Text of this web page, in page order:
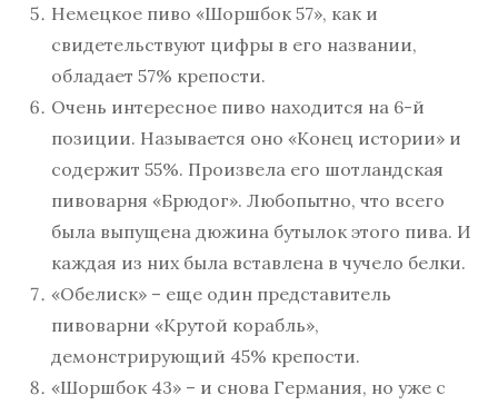
Немецкое пиво «Шоршбок 57», как и
свидетельствуют цифры в его названии,
обладает 57% крепости.
Очень интересное пиво находится на 6-й
позиции. Называется оно «Конец истории» и
содержит 55%. Произвела его шотландская
пивоварня «Брюдог». Любопытно, что всего
была выпущена дюжина бутылок этого пива. И
каждая из них была вставлена в чучело белки.
«Обелиск» – еще один представитель
пивоварни «Крутой корабль»,
демонстрирующий 45% крепости.
«Шоршбок 43» – и снова Германия, но уже с